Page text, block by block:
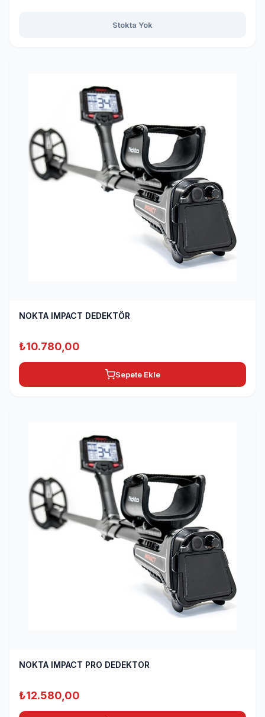
Stokta Yok
NOKTA IMPACT DEDEKTÖR
₺10.780,00
Sepete Ekle
NOKTA IMPACT PRO DEDEKTOR
₺12.580,00